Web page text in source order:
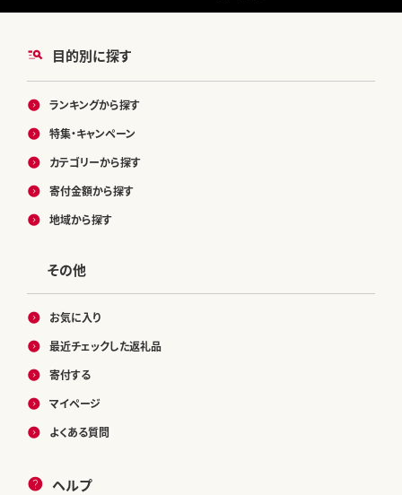
目的別に探す
ランキングから探す
特集・キャンペーン
カテゴリーから探す
寄付金額から探す
地域から探す
その他
お気に入り
最近チェックした返礼品
寄付する
マイページ
よくある質問
ヘルプ